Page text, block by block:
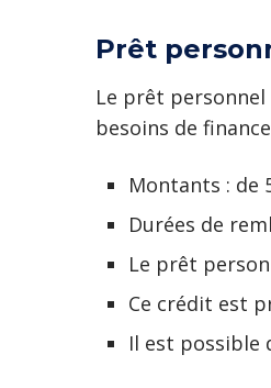
Prêt
Le prêt
besoins de
Montants : de
Durées de
Le prêt
Ce crédit est
Il est